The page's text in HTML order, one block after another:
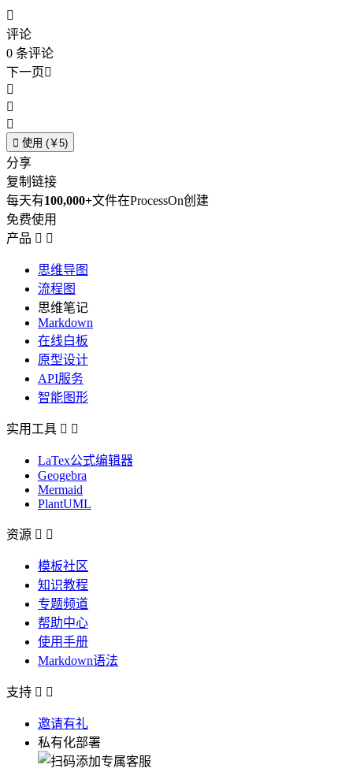

评论
0 条评论
下一页



 使用 (￥5)
分享
复制链接
每天有100,000+文件在ProcessOn创建
免费使用
产品  
思维导图
流程图
思维笔记
Markdown
在线白板
原型设计
API服务
智能图形
实用工具  
LaTex公式编辑器
Geogebra
Mermaid
PlantUML
资源  
模板社区
知识教程
专题频道
帮助中心
使用手册
Markdown语法
支持  
邀请有礼
私有化部署